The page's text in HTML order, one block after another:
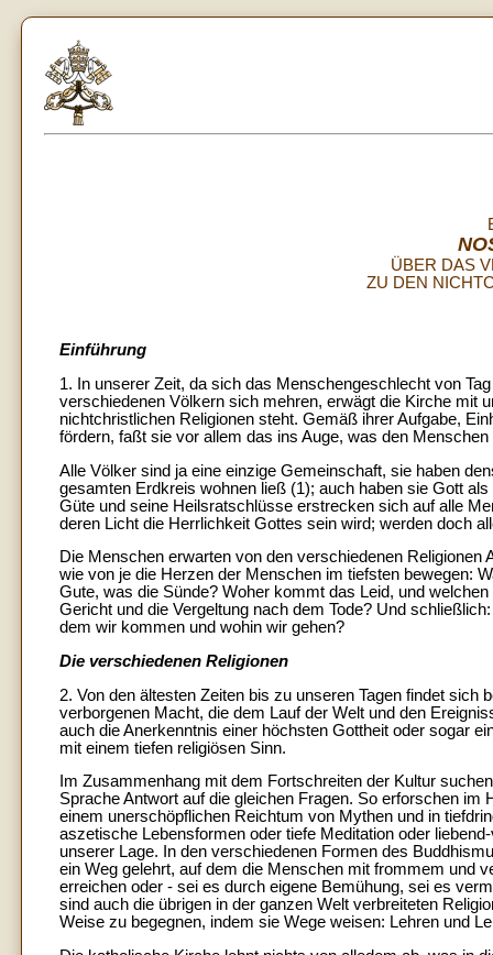
ÜBER DAS
ZU DEN
Einführung
1. In unserer Zeit, da sich das Menschengeschlecht von
verschiedenen Völkern sich mehren, erwägt die Kirche mit
nichtchristlichen Religionen steht. Gemäß ihrer Aufgabe,
fördern, faßt sie vor allem das ins Auge, was den
Alle Völker sind ja eine einzige Gemeinschaft, sie haben
gesamten Erdkreis wohnen ließ (1); auch haben sie Gott
Güte und seine Heilsratschlüsse erstrecken sich auf alle
deren Licht die Herrlichkeit Gottes sein wird; werden doch
Die Menschen erwarten von den verschiedenen
wie von je die Herzen der Menschen im tiefsten bewegen:
Gute, was die Sünde? Woher kommt das Leid, und
Gericht und die Vergeltung nach dem Tode? Und
dem wir kommen und wohin wir gehen?
Die verschiedenen Religionen
2. Von den ältesten Zeiten bis zu unseren Tagen findet
verborgenen Macht, die dem Lauf der Welt und den
auch die Anerkenntnis einer höchsten Gottheit oder sogar
mit einem tiefen religiösen Sinn.
Im Zusammenhang mit dem Fortschreiten der Kultur
Sprache Antwort auf die gleichen Fragen. So erforschen
einem unerschöpflichen Reichtum von Mythen und in
aszetische Lebensformen oder tiefe Meditation oder
unserer Lage. In den verschiedenen Formen des
ein Weg gelehrt, auf dem die Menschen mit frommem und
erreichen oder - sei es durch eigene Bemühung, sei es
sind auch die übrigen in der ganzen Welt verbreiteten
Weise zu begegnen, indem sie Wege weisen: Lehren und